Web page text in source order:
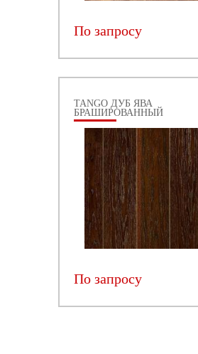
По запросу
TANGO ДУБ ЯВА
БРАШИРОВАННЫЙ
По запросу